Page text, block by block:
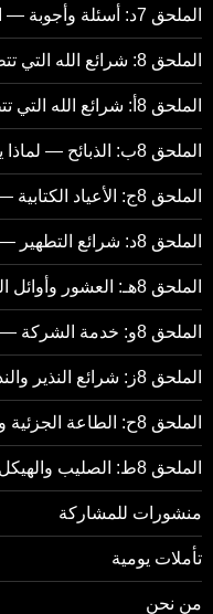
الملحق 7د: أسئلة وأجوبة — العذارى، والأرامل، والمطلقات
الملحق 8: شرائع الله التي تتطلّب وجود الهيكل
الملحق 8أ: شرائع الله التي تتطلّب وجود الهيكل
الملحق 8ب: الذبائح — لماذا يستحيل حفظها اليوم
الملحق 8ج: الأعياد الكتابية — لماذا لا يمكن حفظ أيٍّ منها اليوم
الملحق 8د: شرائع التطهير — لماذا لا يمكن حفظها بدون الهيكل
الملحق 8هـ: العشور وأوائل الثمر — لماذا يستحيل حفظها اليوم
الملحق 8و: خدمة الشركة — العشاء الأخير ليسوع كان فصحًا
الملحق 8ز: شرائع النذير والنذور — لماذا يستحيل حفظها اليوم
الملحق 8ح: الطاعة الجزئية والرمزية المرتبطة بالهيكل
الملحق 8ط: الصليب والهيكل
منشورات للمشاركة
تأملات يومية
من نحن